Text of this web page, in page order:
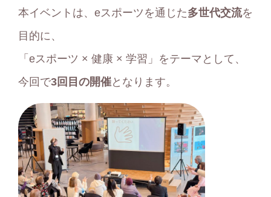
本イベントは、eスポーツを通じた多世代交流を
目的に、
「eスポーツ × 健康 × 学習」をテーマとして、
今回で3回目の開催となります。